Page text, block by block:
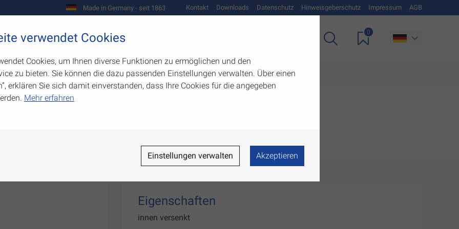
Made in Germany - seit 1863 Kontakt Downloads Datenschutz Hinweisgeberschutz Impressum AGB
Werkzeugbau
0
Eigenschaften
innen versenkt
verwendet Cookies
Cookies, um Ihnen diverse Funktionen zu ermöglichen und den
zu bieten. Sie können die dazu passenden Einstellungen verwalten. Über einen
erklären Sie sich damit einverstanden, dass Ihre Cookies für die angegeben
Mehr erfahren
Einstellungen verwalten Akzeptieren